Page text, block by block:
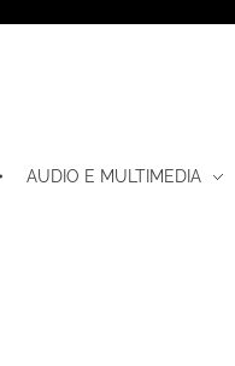
AUDIO E MULTIMEDIA